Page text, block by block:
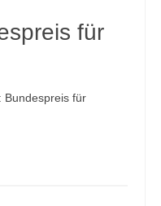
für
Bundespreis für